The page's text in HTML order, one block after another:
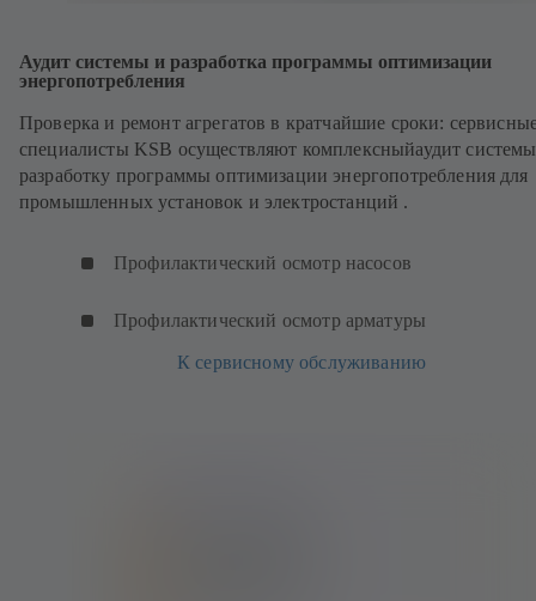
Аудит системы и разработка программы оптимизации
энергопотребления
Проверка и ремонт агрегатов в кратчайшие сроки:
специалисты KSB осуществляют комплексныйаудит
разработку программы оптимизации энергопотребления для
промышленных установок и электростанций .
Профилактический осмотр насосов
Профилактический осмотр арматуры
К сервисному обслуживанию